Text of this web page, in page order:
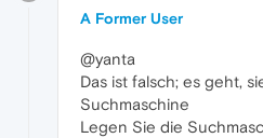
A Former User
@yanta
Das ist falsch; es geht,
Suchmaschine
Legen Sie die